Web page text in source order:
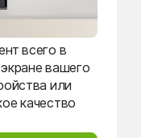
всего в
вашего
или
качество